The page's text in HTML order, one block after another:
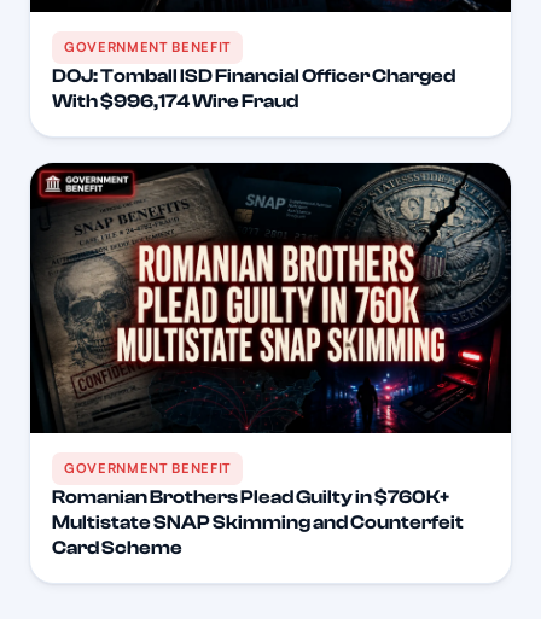
GOVERNMENT BENEFIT
DOJ: Tomball ISD Financial Officer Charged
With $996,174 Wire Fraud
GOVERNMENT BENEFIT
Romanian Brothers Plead Guilty in $760K+
Multistate SNAP Skimming and Counterfeit
Card Scheme